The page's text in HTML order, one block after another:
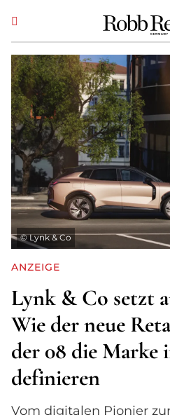
© Lynk & Co
ANZEIGE
Lynk & Co setzt
Wie der neue
der 08 die Marke
definieren
Vom digitalen Pionier